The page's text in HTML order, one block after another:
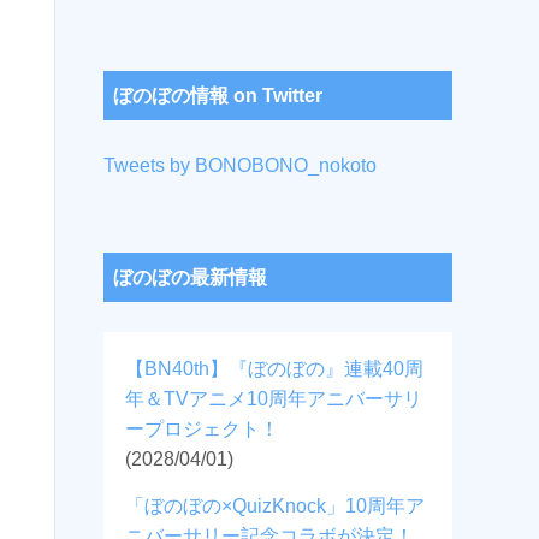
ぼのぼの情報 on Twitter
Tweets by BONOBONO_nokoto
ぼのぼの最新情報
【BN40th】『ぼのぼの』連載40周
年＆TVアニメ10周年アニバーサリ
ープロジェクト！
(2028/04/01)
「ぼのぼの×QuizKnock」10周年ア